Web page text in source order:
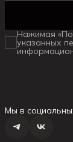
Нажимая
указанных
Мы в